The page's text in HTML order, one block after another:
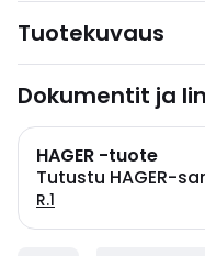
Tuotekuvaus
Dokumentit ja
HAGER -tuote
Tutustu HAGER-
R.1